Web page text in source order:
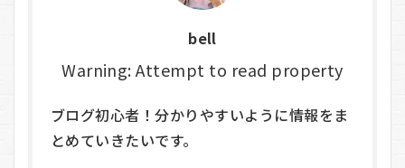
bell
Warning: Attempt to read property
ブログ初心者！分かりやすいように情報をま
とめていきたいです。